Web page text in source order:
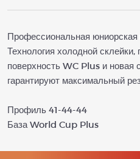
Профессиональная юниорская
Технология холодной склейки,
поверхность WC Plus и новая
гарантируют максимальный
Профиль 41-44-44
База World Cup Plus